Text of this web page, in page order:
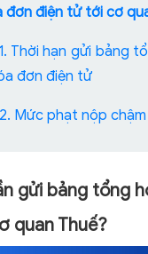
đơn điện tử tới cơ
Thời hạn gửi bảng
đơn điện tử
Mức phạt nộp chậm
gửi bảng tổng
quan Thuế?